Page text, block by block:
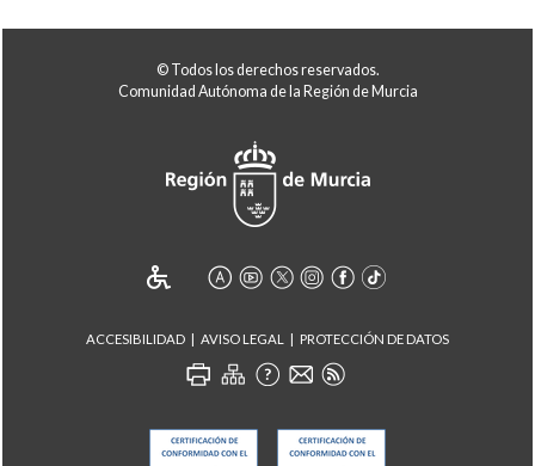
© Todos los derechos reservados.
Comunidad Autónoma de la Región de Murcia
ACCESIBILIDAD AVISO LEGAL PROTECCIÓN DE DATOS